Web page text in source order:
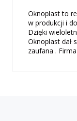
Oknoplast to
w produkcji i
Dzięki
Oknoplast dał
zaufana .